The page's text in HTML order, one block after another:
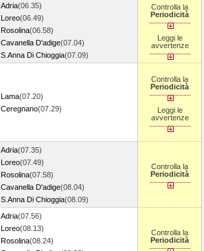
Adria(06.35)
Loreo(06.49)
Rosolina(06.58)
Cavanella D'adige(07.04)
S.Anna Di Chioggia(07.09)
Controlla la
Periodicità
Leggi le
avvertenze
Lama(07.20)
Ceregnano(07.29)
Controlla la
Periodicità
Leggi le
avvertenze
Adria(07.35)
Loreo(07.49)
Rosolina(07.58)
Cavanella D'adige(08.04)
S.Anna Di Chioggia(08.09)
Controlla la
Periodicità
Adria(07.56)
Loreo(08.13)
Rosolina(08.24)
Controlla la
Periodicità